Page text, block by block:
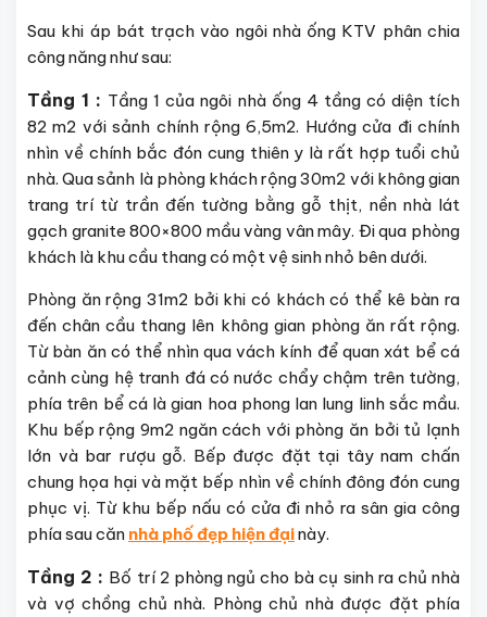
Sau khi áp bát trạch vào ngôi nhà ống KTV phân chia
công năng như sau:
Tầng 1 : Tầng 1 của ngôi nhà ống 4 tầng có diện tích
82 m2 với sảnh chính rộng 6,5m2. Hướng cửa đi chính
nhìn về chính bắc đón cung thiên y là rất hợp tuổi chủ
nhà. Qua sảnh là phòng khách rộng 30m2 với không gian
trang trí từ trần đến tường bằng gỗ thịt, nền nhà lát
gạch granite 800×800 mầu vàng vân mây. Đi qua phòng
khách là khu cầu thang có một vệ sinh nhỏ bên dưới.
Phòng ăn rộng 31m2 bởi khi có khách có thể kê bàn ra
đến chân cầu thang lên không gian phòng ăn rất rộng.
Từ bàn ăn có thể nhìn qua vách kính để quan xát bể cá
cảnh cùng hệ tranh đá có nước chẩy chậm trên tường,
phía trên bể cá là gian hoa phong lan lung linh sắc mầu.
Khu bếp rộng 9m2 ngăn cách với phòng ăn bởi tủ lạnh
lớn và bar rượu gỗ. Bếp được đặt tại tây nam chấn
chung họa hại và mặt bếp nhìn về chính đông đón cung
phục vị. Từ khu bếp nấu có cửa đi nhỏ ra sân gia công
phía sau căn nhà phố đẹp hiện đạinày.
Tầng 2 : Bố trí 2 phòng ngủ cho bà cụ sinh ra chủ nhà
và vợ chồng chủ nhà. Phòng chủ nhà được đặt phía